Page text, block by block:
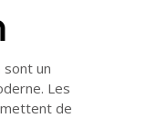
un
Les
de